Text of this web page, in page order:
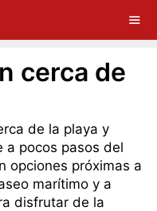
cerca de
de la playa y
a pocos pasos del
opciones próximas a
marítimo y a
disfrutar de la